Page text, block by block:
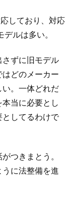
しており、対応
ルは多い。
ずに旧モデル
どのメーカー
い。一体どれだ
当に必要とし
してるわけで
つきまとう。
に法整備を進